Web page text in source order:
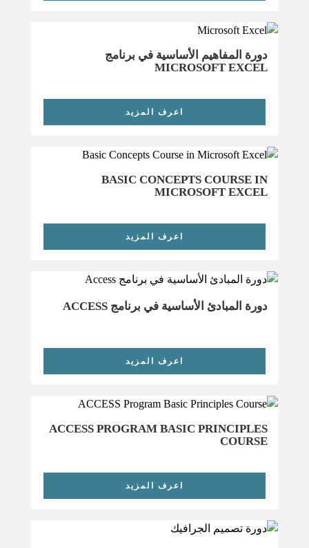
دورة المفاهيم الأساسية في برنامج
MICROSOFT EXCEL
اعرف المزيد
BASIC CONCEPTS COURSE IN
MICROSOFT EXCEL
اعرف المزيد
دورة المبادئ الأساسية في برنامج ACCESS
اعرف المزيد
ACCESS PROGRAM BASIC PRINCIPLES
COURSE
اعرف المزيد